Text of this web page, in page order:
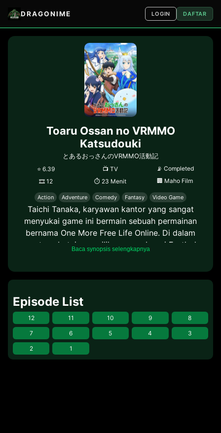
DRAGONIME LOGIN DAFTAR
Toaru Ossan no VRMMO
Katsudouki
とあるおっさんのVRMMO活動記
⭐6.39 📺TV 📡 Completed
🎞12 ⏱ 23 Menit 🏢 Maho Film
Action Adventure Comedy Fantasy Video Game
Taichi Tanaka, karyawan kantor yang sangat
menyukai game ini bermain sebuah permainan
bernama One More Free Life Online. Di dalam
game tersebut, ia memilih nama sebagai Earth dan
mencolok. Walau begitu, Earth memiliki
Baca synopsis selengkapnya
Episode List
12 11 10 9 8
7 6 5 4 3
2 1